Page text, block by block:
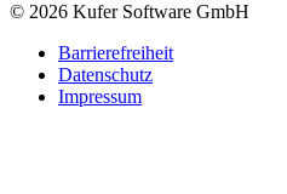
© 2026 Kufer Software GmbH
Barrierefreiheit
Datenschutz
Impressum